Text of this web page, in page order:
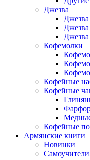
Джезва
Кофемолки
Кофейные
Кофейные
Кофейные
Армянские книги
Новинки